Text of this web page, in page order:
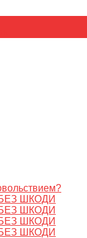
ШКОДИ
ШКОДИ
ШКОДИ
ШКОДИ